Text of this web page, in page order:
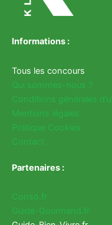
Informations :
Tous les concours
Qui sommes-nous ?
Conditions générales
Mentions légales
Politique Cookies
Contact
Partenaires :
Conso.fr
Guide-Gourmand.fr